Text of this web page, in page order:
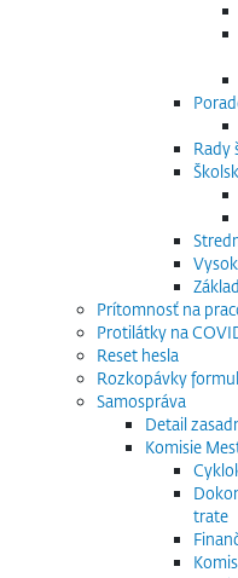
Rady
Prítomnosť na
Protilátky na
Reset hesla
Rozkopávky
Samospráva
Detail
Komisie
trate